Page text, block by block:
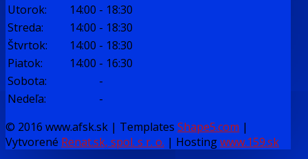
Utorok:
14:00 - 18:30
Streda:
14:00 - 18:30
Štvrtok:
14:00 - 18:30
Piatok:
14:00 - 16:30
Sobota:
-
Nedeľa:
-
© 2016 www.afsk.sk | Templates Shape5.com |
Vytvorené Renat.sk, spol. s r. o. | Hostingwww.159.sk